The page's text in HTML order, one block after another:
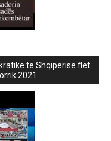
të Shqipërisë flet
2021